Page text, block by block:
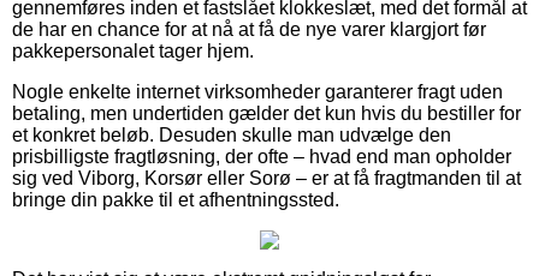
gennemføres inden et fastslået klokkeslæt, med det formål at
de har en chance for at nå at få de nye varer klargjort før
pakkepersonalet tager hjem.
Nogle enkelte internet virksomheder garanterer fragt uden
betaling, men undertiden gælder det kun hvis du bestiller for
et konkret beløb. Desuden skulle man udvælge den
prisbilligste fragtløsning, der ofte – hvad end man opholder
sig ved Viborg, Korsør eller Sorø – er at få fragtmanden til at
bringe din pakke til et afhentningssted.